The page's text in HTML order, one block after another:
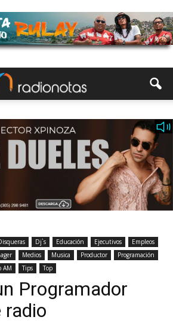
Dj`s Educación Ejecutivos
Empleos
Medios Musica Productor
Programación
AM Tips Top
Programador
radio